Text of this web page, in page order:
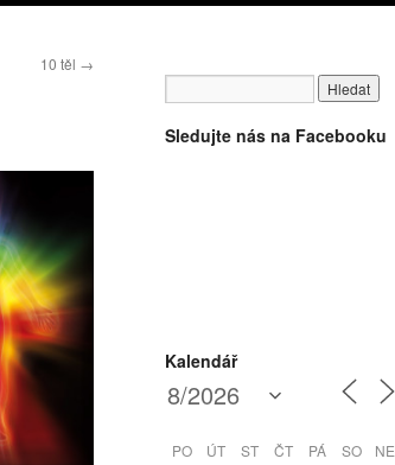
10 těl →
Sledujte nás na Facebooku
Kalendář
PO ÚT ST ČT PÁ SO NE